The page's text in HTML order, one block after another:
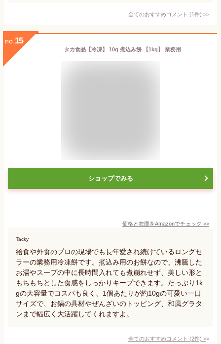
全てのおすすめコメント (1件) >
no. 15
タカ食品【冷凍】 10g 煮込み餅 【1kg】 業務用
ショップでみる
価格と在庫をAmazonでチェック >>
Tacky
給食や外食のプロの現場でも長年愛され続けているロングセ
ラーの業務用冷凍餅です。煮込み用のお餅なので、沸騰した
お湯やスープの中に長時間入れても煮崩れせず、美しい形と
もちもちとした食感をしっかりキープできます。たっぷり1k
gの大容量でコスパも良く、1個あたりが約10gの可愛い一口
サイズで、お鍋の具材やぜんざいのトッピング、和風グラタ
ンまで幅広く大活躍してくれますよ。
全てのおすすめコメント (2件) >